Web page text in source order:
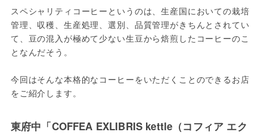
スペシャリティコーヒーというのは、生産国においての栽培
管理、収穫、生産処理、選別、品質管理がきちんとされてい
て、豆の混入が極めて少ない生豆から焙煎したコーヒーのこ
となんだそう。
今回はそんな本格的なコーヒーをいただくことのできるお店
をご紹介します。
東府中「COFFEA EXLIBRIS kettle（コフィア エク